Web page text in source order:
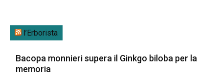
l’Erborista
Bacopa monnieri supera il Ginkgo biloba per la
memoria